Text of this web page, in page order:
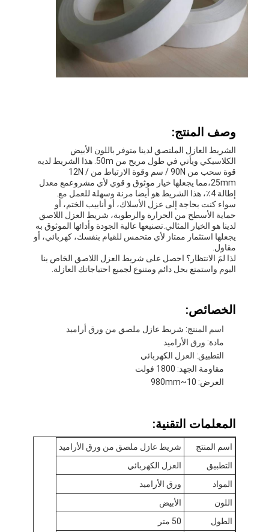
الصفحة الرئيسية
وصف المنتج:
الشريط العازل الملتصق لدينا متوفر باللون الأبيض
الكلاسيكي ويأتي في طول مريح من 50m. هذا الشريط لديه
قوة سحب من 90N / سم وقوة الارتباط من 12N /
25mm،مما يجعلها خيار موثوق و قوي لأي مشروعمع معدل
إطالة 4٪، هذا الشريط هو أيضا مرنة وسهلة للعمل مع.
سواء كنت بحاجة إلى عزل الأسلاك، أو أنابيب الختم، أو
حماية الأسطح من الحرارة والرطوبة، شريط العزل اللاصق
لدينا هو الخيار المثالي.تصنيعها عالية الجودة وأدائها الموثوق به
يجعلها استثمار ممتاز لأي متحمس للقيام بنفسك، كهربائي، أو
مقاول.
لذا لمَ الانتظار؟ احصل على شريط العزل اللاصق الخاص بنا
اليوم واستمتع بحل دائم ومتنوع لجميع احتياجاتك العازلة.
الخصائص:
اسم المنتج: شريط عازل ملصق من ورق أراميد
مادة: ورق الأراميد
التطبيق: العزل الكهربائي
مقاومة الجهد: 1800 فولت
العرض: 10~980mm
المعلمات التقنية:
اسم المنتج
شريط عازل ملصق من ورق الأراميد
التطبيق
العزل الكهربائي
المواد
ورق الأراميد
اللون
الأبيض
الطول
50 متر